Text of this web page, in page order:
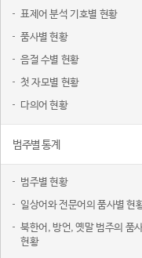
표제어 분석 기호별 현황
품사별 현황
음절 수별 현황
첫 자모별 현황
다의어 현황
범주별 통계
범주별 현황
일상어와 전문어의 품사별 현
북한어, 방언, 옛말 범주의 품
현황